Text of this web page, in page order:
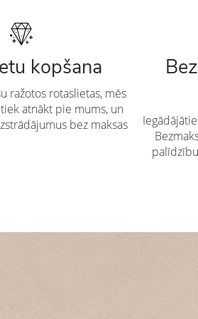
kopšana
ražotos rotaslietas, mēs
atnākt pie mums, un
bez maksas